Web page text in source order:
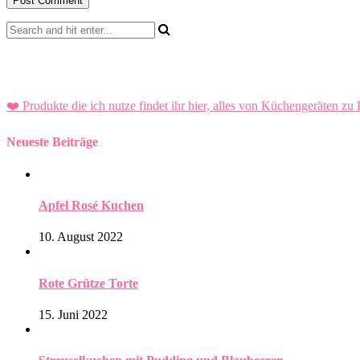
❤️ Produkte die ich nutze findet ihr hier, alles von Küchengeräten zu
Neueste Beiträge
Apfel Rosé Kuchen
10. August 2022
Rote Grütze Torte
15. Juni 2022